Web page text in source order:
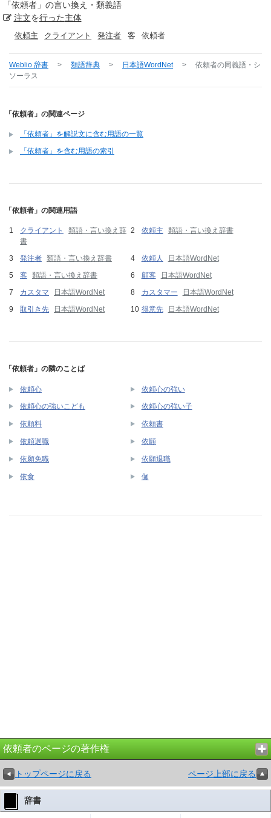
「依頼者 」の言い換え・類義語
注文を行った主体
依頼主 クライアント 発注者 客 依頼者
Weblio 辞書 > 類語辞典 > 日本語WordNet > 依頼者の同義語・シ
ソーラス
「依頼者」の関連ページ
「依頼者」を解説文に含む用語の一覧
「依頼者」を含む用語の索引
「依頼者」の関連用語
クライアント
類語・言い換え辞
書
依頼主 類語・言い換え辞書
発注者 類語・言い換え辞書 依頼人
日本語WordNet
客 類語・言い換え辞書 顧客
日本語WordNet
カスタマ
日本語WordNet カスタマー
日本語WordNet
取引き先
日本語WordNet 得意先 日本語WordNet
「依頼者」の隣のことば
依頼心 依頼心の強い
依頼心の強いこども 依頼心の強い子
依頼料 依頼書
依頼退職 依願
依願免職 依願退職
依食 侞
依頼者のページの著作権
トップページに戻る ページ上部に戻る
辞書